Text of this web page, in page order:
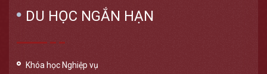
DU HỌC NGẮN HẠN
Khóa học Nghiệp vụ